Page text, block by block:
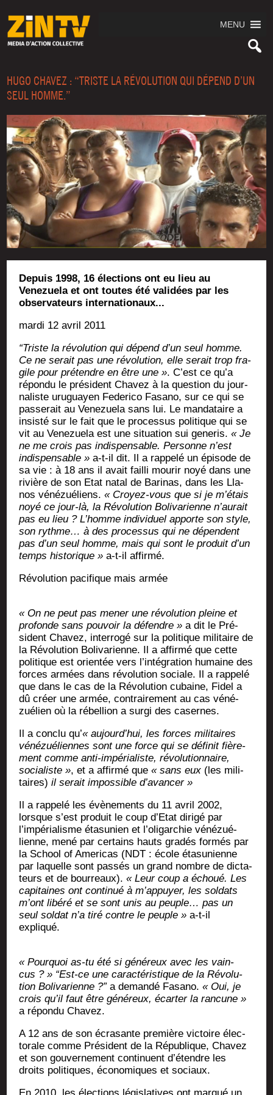
MENU
HUGO CHAVEZ : “TRISTE LA RÉVOLUTION QUI DÉPEND D’UN
SEUL HOMME.”
Depuis 1998, 16 élections ont eu lieu au
Venezuela et ont toutes été validées par les
observateurs internationaux...
mar­di 12 avril 2011
“Triste la révo­lu­tion qui dépend d’un seul homme.
Ce ne serait pas une révo­lu­tion, elle serait trop fra­
gile pour pré­tendre en être une ». C’est ce qu’a
répon­du le pré­sident Cha­vez à la ques­tion du jour­
na­liste uru­guayen Fede­ri­co Fasa­no, sur ce qui se
pas­se­rait au Vene­zue­la sans lui. Le man­da­taire a
insis­té sur le fait que le pro­ces­sus poli­tique qui se
vit au Vene­zue­la est une situa­tion sui gene­ris.« Je
ne me crois pas indis­pen­sable. Per­sonne n’est
indis­pen­sable » a‑t-il dit. Il a rap­pe­lé un épi­sode de
sa vie : à 18 ans il avait failli mou­rir noyé dans une
rivière de son Etat natal de Bari­nas, dans les Lla­
nos véné­zué­liens.« Croyez-vous que si je m’étais
noyé ce jour-là, la Révo­lu­tion Boli­va­rienne n’aurait
pas eu lieu ? L’homme indi­vi­duel apporte son style,
son rythme… à des pro­ces­sus qui ne dépendent
pas d’un seul homme, mais qui sont le pro­duit d’un
temps his­to­rique » a‑t-il affirmé.
Révo­lu­tion paci­fique mais armée
« On ne peut pas mener une révo­lu­tion pleine et
pro­fonde sans pou­voir la défendre »a dit le Pré­
sident Cha­vez, inter­ro­gé sur la poli­tique mili­taire de
la Révo­lu­tion Boli­va­rienne. Il a affir­mé que cette
poli­tique est orien­tée vers l’intégration humaine des
forces armées dans révo­lu­tion sociale. Il a rap­pe­lé
que dans le cas de la Révo­lu­tion cubaine, Fidel a
dû créer une armée, contrai­re­ment au cas véné­
zué­lien où la rébel­lion a sur­gi des casernes.
Il a conclu qu’« aujourd’hui, les forces mili­taires
véné­zué­liennes sont une force qui se défi­nit fiè­re­
ment comme anti-impé­ria­liste, révo­lu­tion­naire,
socia­liste », et a affir­mé que« sans eux (les mili­
taires)il serait impos­sible d’avancer »
Il a rap­pe­lé les évè­ne­ments du 11 avril 2002,
lorsque s’est pro­duit le coup d’Etat diri­gé par
l’impérialisme éta­su­nien et l’oligarchie véné­zué­
lienne, mené par cer­tains hauts gra­dés for­més par
la School of Ame­ri­cas (NDT : école éta­su­nienne
par laquelle sont pas­sés un grand nombre de dic­ta­
teurs et de bour­reaux).« Leur coup a échoué. Les
capi­taines ont conti­nué à m’appuyer, les sol­dats
m’ont libé­ré et se sont unis au peuple… pas un
seul sol­dat n’a tiré contre le peuple » a‑t-il
expliqué.
« Pour­quoi as-tu été si géné­reux avec les vain­
cus ? » “Est-ce une carac­té­ris­tique de la Révo­lu­
tion Boli­va­rienne ?”a deman­dé Fasa­no.« Oui, je
crois qu’il faut être géné­reux, écar­ter la ran­cune »
a répon­du Chavez.
A 12 ans de son écra­sante pre­mière vic­toire élec­
to­rale comme Pré­sident de la Répu­blique, Cha­vez
et son gou­ver­ne­ment conti­nuent d’étendre les
droits poli­tiques, éco­no­miques et sociaux.